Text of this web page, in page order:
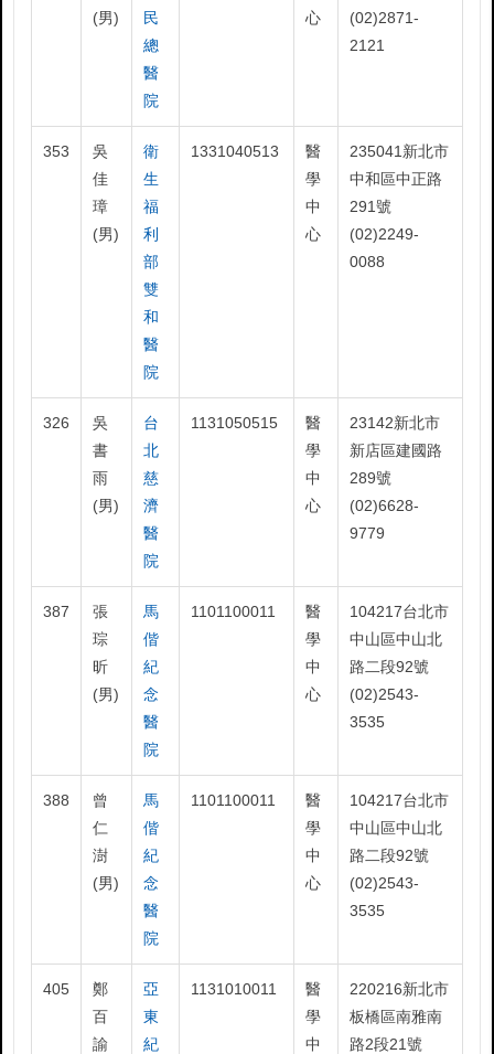
(男)
民
總
醫
院
心
(02)2871-
2121
353
吳
佳
璋
(男)
衛
生
福
利
部
雙
和
醫
院
1331040513
醫
學
中
心
235041新北市
中和區中正路
291號
(02)2249-
0088
326
吳
書
雨
(男)
台
北
慈
濟
醫
院
1131050515
醫
學
中
心
23142新北市
新店區建國路
289號
(02)6628-
9779
387
張
琮
昕
(男)
馬
偕
紀
念
醫
院
1101100011
醫
學
中
心
104217台北市
中山區中山北
路二段92號
(02)2543-
3535
388
曾
仁
澍
(男)
馬
偕
紀
念
醫
院
1101100011
醫
學
中
心
104217台北市
中山區中山北
路二段92號
(02)2543-
3535
405
鄭
百
諭
亞
東
紀
1131010011
醫
學
中
220216新北市
板橋區南雅南
路2段21號